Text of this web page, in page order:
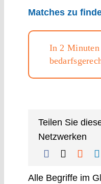
Matches zu
In 2
Teilen Sie
Netzwerken
Alle Begriffe im